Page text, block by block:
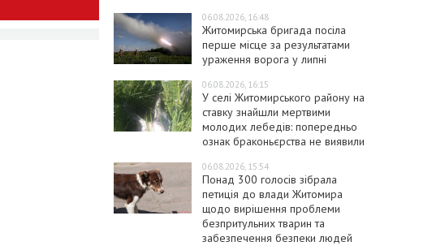
06.08.2026, 16:48
Житомирська бригада посіла
перше місце за результатами
ураження ворога у липні
06.08.2026, 16:15
У селі Житомирського району на
ставку знайшли мертвими
молодих лебедів: попередньо
ознак браконьєрства не виявили
06.08.2026, 15:54
Понад 300 голосів зібрала
петиція до влади Житомира
щодо вирішення проблеми
безпритульних тварин та
забезпечення безпеки людей